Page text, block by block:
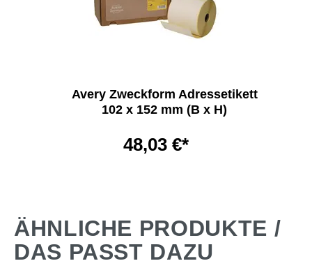
Avery Zweckform Adressetikett
102 x 152 mm (B x H)
48,03 €*
ÄHNLICHE PRODUKTE /
DAS PASST DAZU